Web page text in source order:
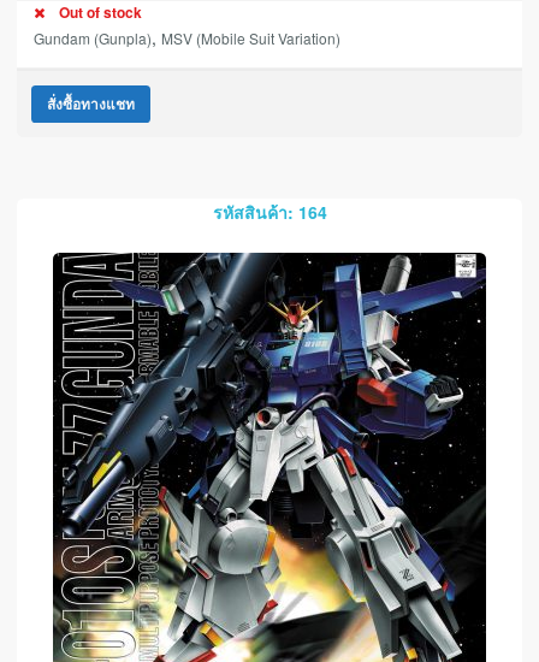
Out of stock
Gundam (Gunpla), MSV (Mobile Suit Variation)
สั่งซื้อทางแชท
รหัสสินค้า: 164